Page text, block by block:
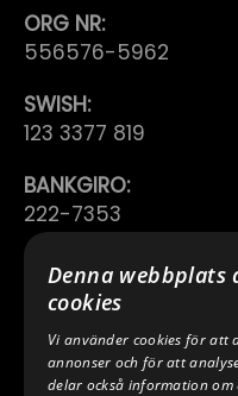
ORG NR:
556576-5962
SWISH:
123 3377 819
BANKGIRO:
222-7353
TELEFON:
0640 200 50
E-POST:
Denna webbplats
cookies
Vi använder cookies för att
annonser och för att
delar också information